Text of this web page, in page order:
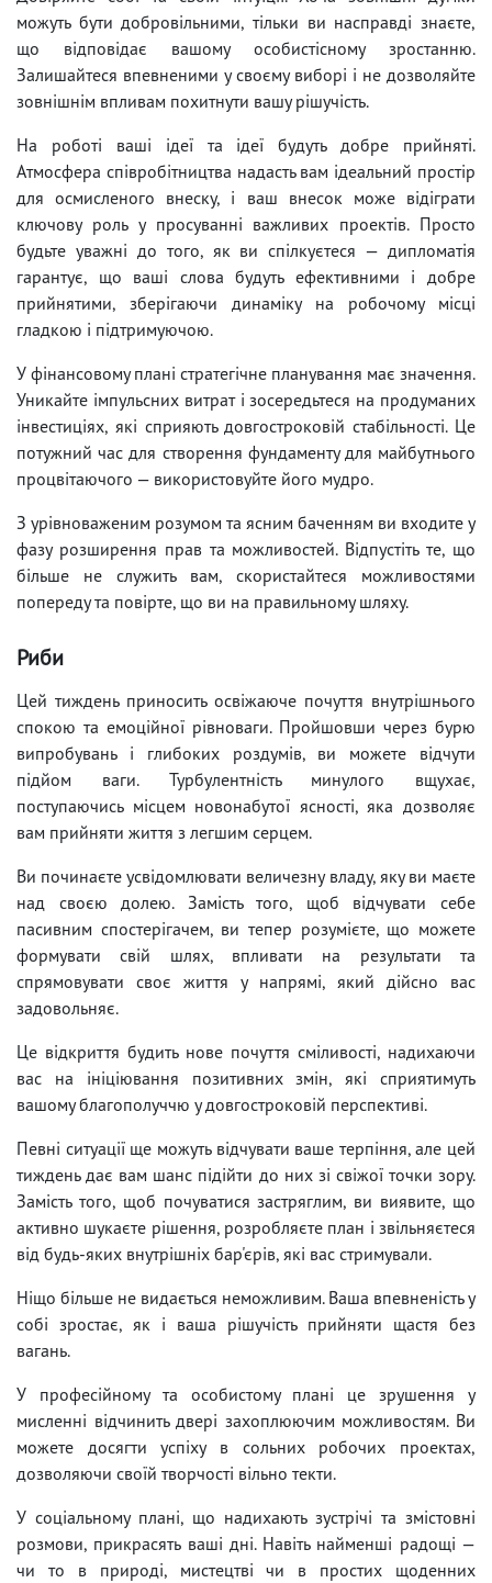
можуть бути добровільними, тільки ви насправді знаєте,
що відповідає вашому особистісному зростанню.
Залишайтеся впевненими у своєму виборі і не дозволяйте
зовнішнім впливам похитнути вашу рішучість.
На роботі ваші ідеї та ідеї будуть добре прийняті.
Атмосфера співробітництва надасть вам ідеальний простір
для осмисленого внеску, і ваш внесок може відіграти
ключову роль у просуванні важливих проектів. Просто
будьте уважні до того, як ви спілкуєтеся — дипломатія
гарантує, що ваші слова будуть ефективними і добре
прийнятими, зберігаючи динаміку на робочому місці
гладкою і підтримуючою.
У фінансовому плані стратегічне планування має значення.
Уникайте імпульсних витрат і зосередьтеся на продуманих
інвестиціях, які сприяють довгостроковій стабільності. Це
потужний час для створення фундаменту для майбутнього
процвітаючого — використовуйте його мудро.
З урівноваженим розумом та ясним баченням ви входите у
фазу розширення прав та можливостей. Відпустіть те, що
більше не служить вам, скористайтеся можливостями
попереду та повірте, що ви на правильному шляху.
Риби
Цей тиждень приносить освіжаюче почуття внутрішнього
спокою та емоційної рівноваги. Пройшовши через бурю
випробувань і глибоких роздумів, ви можете відчути
підйом ваги. Турбулентність минулого вщухає,
поступаючись місцем новонабутої ясності, яка дозволяє
вам прийняти життя з легшим серцем.
Ви починаєте усвідомлювати величезну владу, яку ви маєте
над своєю долею. Замість того, щоб відчувати себе
пасивним спостерігачем, ви тепер розумієте, що можете
формувати свій шлях, впливати на результати та
спрямовувати своє життя у напрямі, який дійсно вас
задовольняє.
Це відкриття будить нове почуття сміливості, надихаючи
вас на ініціювання позитивних змін, які сприятимуть
вашому благополуччю у довгостроковій перспективі.
Певні ситуації ще можуть відчувати ваше терпіння, але цей
тиждень дає вам шанс підійти до них зі свіжої точки зору.
Замість того, щоб почуватися застряглим, ви виявите, що
активно шукаєте рішення, розробляєте план і звільняєтеся
від будь-яких внутрішніх бар'єрів, які вас стримували.
Ніщо більше не видається неможливим. Ваша впевненість у
собі зростає, як і ваша рішучість прийняти щастя без
вагань.
У професійному та особистому плані це зрушення у
мисленні відчинить двері захоплюючим можливостям. Ви
можете досягти успіху в сольних робочих проектах,
дозволяючи своїй творчості вільно текти.
У соціальному плані, що надихають зустрічі та змістовні
розмови, прикрасять ваші дні. Навіть найменші радощі —
чи то в природі, мистецтві чи в простих щоденних